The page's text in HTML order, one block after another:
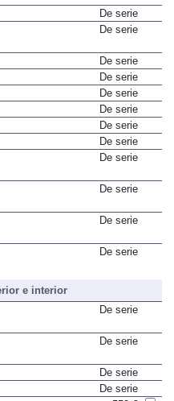
De serie
De serie
De serie
De serie
De serie
De serie
De serie
De serie
De serie
De serie
De serie
De serie
e interior
De serie
De serie
De serie
De serie